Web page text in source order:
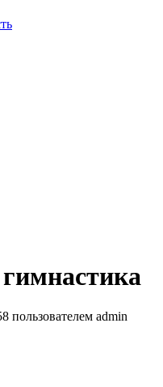
пользователем admin